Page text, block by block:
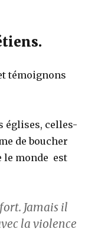
témoignons
églises, celles-
de boucher
le monde est
Jamais il
la violence